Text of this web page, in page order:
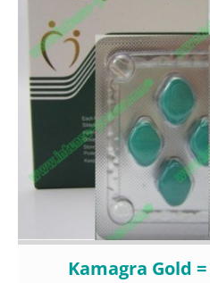
Kamagra Gold